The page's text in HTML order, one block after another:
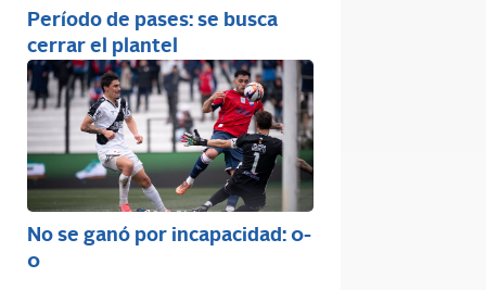
Período de pases: se busca
cerrar el plantel
No se ganó por incapacidad: 0-
0